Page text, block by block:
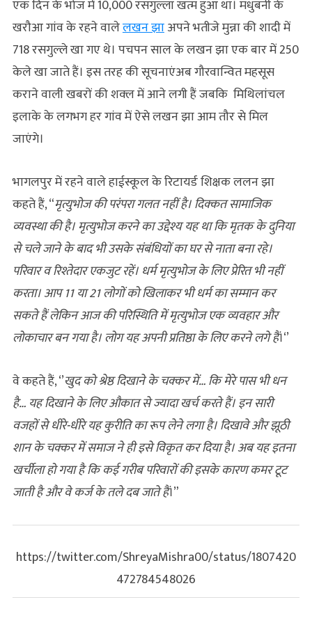
एक दिन के भोज में 10,000 रसगुल्ला खत्म हुआ था। मधुबनी के
खरौआ गांव के रहने वालेलखन झाअपने भतीजे मुन्ना की शादी में
718 रसगुल्ले खा गए थे। पचपन साल के लखन झा एक बार में 250
केले खा जाते हैं। इस तरह की सूचनाएंअब गौरवान्वित महसूस
कराने वाली खबरों की शक्‍ल में आने लगी हैं जबकि मिथिलांचल
इलाके के लगभग हर गांव में ऐसे लखन झा आम तौर से मिल
जाएंगे।
भागलपुर में रहने वाले हाईस्कूल के रिटायर्ड शिक्षक ललन झा
कहते हैं, “मृत्युभोज की परंपरा गलत नहीं है। दिक्कत सामाजिक
व्यवस्था की है। मृत्युभोज करने का उद्देश्य यह था कि मृतक के दुनिया
से चले जाने के बाद भी उसके संबंधियों का घर से नाता बना रहे।
परिवार व रिश्तेदार एकजुट रहें। धर्म मृत्युभोज के लिए प्रेरित भी नहीं
करता। आप 11 या 21 लोगों को खिलाकर भी धर्म का सम्मान कर
सकते हैं लेकिन आज की परिस्थिति में मृत्युभोज एक व्यवहार और
लोकाचार बन गया है। लोग यह अपनी प्रतिष्ठा के लिए करने लगे हैं।‘’
वे कहते हैं, ‘’खुद को श्रेष्ठ दिखाने के चक्कर में… कि मेरे पास भी धन
है… यह दिखाने के लिए औकात से ज्यादा खर्च करते हैं। इन सारी
वजहों से धीरे-धीरे यह कुरीति का रूप लेने लगा है। दिखावे और झूठी
शान के चक्कर में समाज ने ही इसे विकृत कर दिया है। अब यह इतना
खर्चीला हो गया है कि कई गरीब परिवारों की इसके कारण कमर टूट
जाती है और वे कर्ज के तले दब जाते हैं।”
https://twitter.com/ShreyaMishra00/status/1807420
472784548026